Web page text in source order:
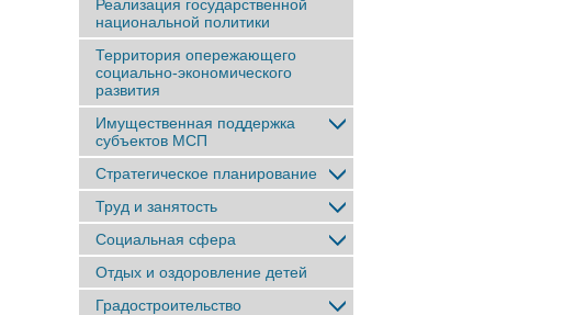
Реализация государственной
национальной политики
Территория опережающего
социально-экономического
развития
Имущественная поддержка
субъектов МСП
Стратегическое планирование
Труд и занятость
Социальная сфера
Отдых и оздоровление детей
Градостроительство